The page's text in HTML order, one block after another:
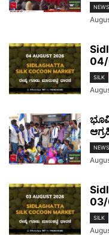
NEWS
SILK
NEWS
SILK